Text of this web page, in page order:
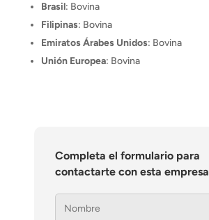
Brasil: Bovina
Filipinas: Bovina
Emiratos Árabes Unidos: Bovina
Unión Europea: Bovina
Completa el formulario para
contactarte con esta empresa